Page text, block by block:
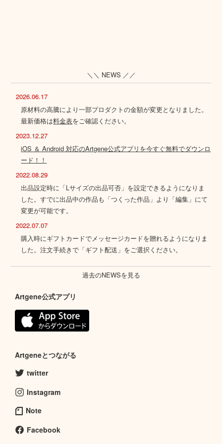
＼＼ NEWS ／／
2026.06.17
原材料の高騰により一部プロダクトの金額が変更となりました。
最新価格は料金表をご確認ください。
2023.12.27
iOS ＆ Android 対応のArtgene公式アプリを今すぐ無料でダウンロ
ード！！
2022.08.29
出品設定時に「Lサイズの出品可否」を設定できるようになりま
した。すでに出品中の作品も「つくった作品」より「編集」にて
変更が可能です。
2022.07.07
購入時にギフトカードでメッセージカードを贈れるようになりま
した。注文手続きで「ギフト配送」をご選択ください。
過去のNEWSを見る
Artgene公式アプリ
Artgeneとつながる
twitter
Instagram
Note
Facebook